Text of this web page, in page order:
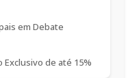
em Debate
de até 15%